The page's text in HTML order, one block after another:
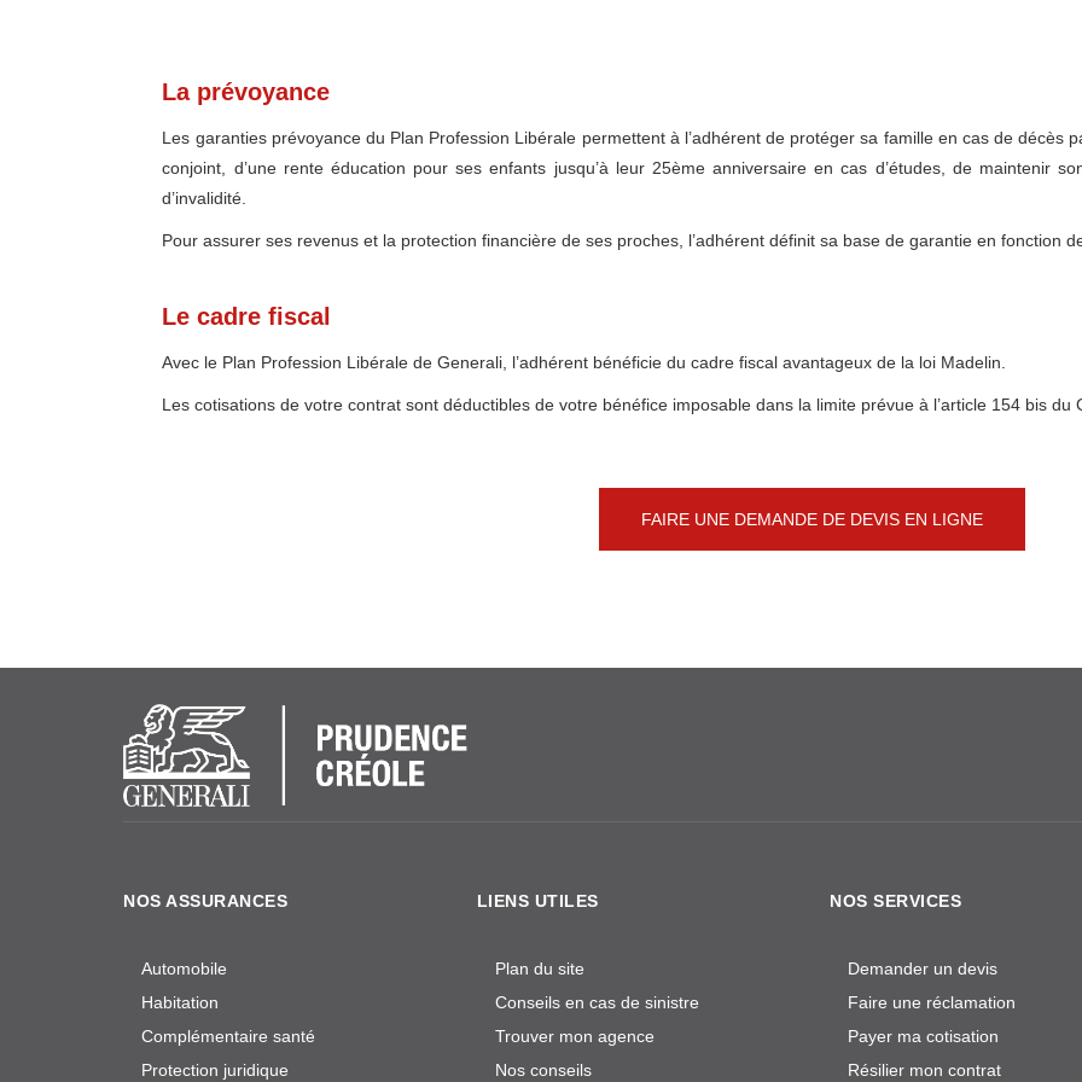
La prévoyance
Les garanties prévoyance du Plan Profession Libérale permettent à l’adhérent de protéger sa famille en cas de décès
conjoint, d’une rente éducation pour ses enfants jusqu’à leur 25ème anniversaire en cas d’études, de maintenir
d’invalidité.
Pour assurer ses revenus et la protection financière de ses proches, l’adhérent définit sa base de garantie en fonction
Le cadre fiscal
Avec le Plan Profession Libérale de Generali, l’adhérent bénéficie du cadre fiscal avantageux de la loi Madelin.
Les cotisations de votre contrat sont déductibles de votre bénéfice imposable dans la limite prévue à l’article 154 bis du
FAIRE UNE DEMANDE DE DEVIS EN LIGNE
NOS ASSURANCES
Automobile
Habitation
Complémentaire santé
Protection juridique
LIENS UTILES
Plan du site
Conseils en cas de sinistre
Trouver mon agence
Nos conseils
NOS SERVICES
Demander un devis
Faire une réclamation
Payer ma cotisation
Résilier mon contrat